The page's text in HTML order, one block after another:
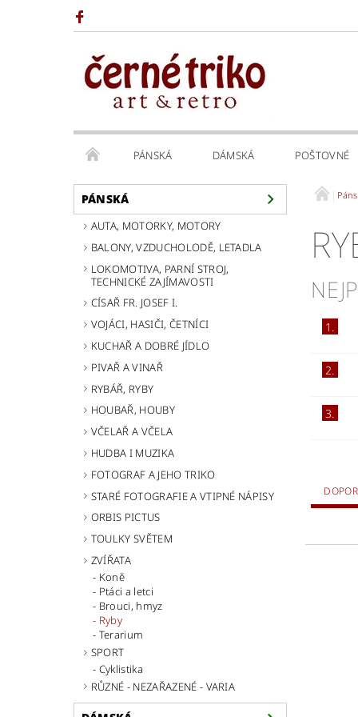
PÁNSKÁ DÁMSKÁ POŠTOVNÉ
PÁNSKÁ
AUTA, MOTORKY, MOTORY
BALONY, VZDUCHOLODĚ, LETADLA
LOKOMOTIVA, PARNÍ STROJ,
TECHNICKÉ ZAJÍMAVOSTI
CÍSAŘ FR. JOSEF I.
VOJÁCI, HASIČI, ČETNÍCI
KUCHAŘ A DOBRÉ JÍDLO
PIVAŘ A VINAŘ
RYBÁŘ, RYBY
HOUBAŘ, HOUBY
VČELAŘ A VČELA
HUDBA I MUZIKA
FOTOGRAF A JEHO TRIKO
STARÉ FOTOGRAFIE A VTIPNÉ NÁPISY
ORBIS PICTUS
TOULKY SVĚTEM
ZVÍŘATA
Koně
Ptáci a letci
Brouci, hmyz
Ryby
Terarium
SPORT
Cyklistika
RŮZNÉ - NEZAŘAZENÉ - VARIA
1.
2.
3.